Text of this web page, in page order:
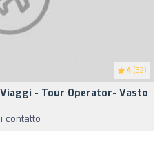
4 (32)
- Tour Operator- Vasto
contatto